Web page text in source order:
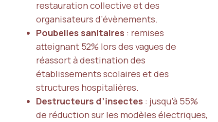
restauration collective et des
organisateurs d’évènements.
Poubelles sanitaires : remises
atteignant 52% lors des vagues de
réassort à destination des
établissements scolaires et des
structures hospitalières.
Destructeurs d’insectes : jusqu’à 55%
de réduction sur les modèles électriques,